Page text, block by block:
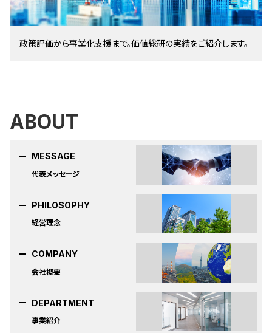
政策評価から事業化支援まで。価値総研の実績をご紹介します。
ABOUT
MESSAGE
代表メッセージ
PHILOSOPHY
経営理念
COMPANY
会社概要
DEPARTMENT
事業紹介